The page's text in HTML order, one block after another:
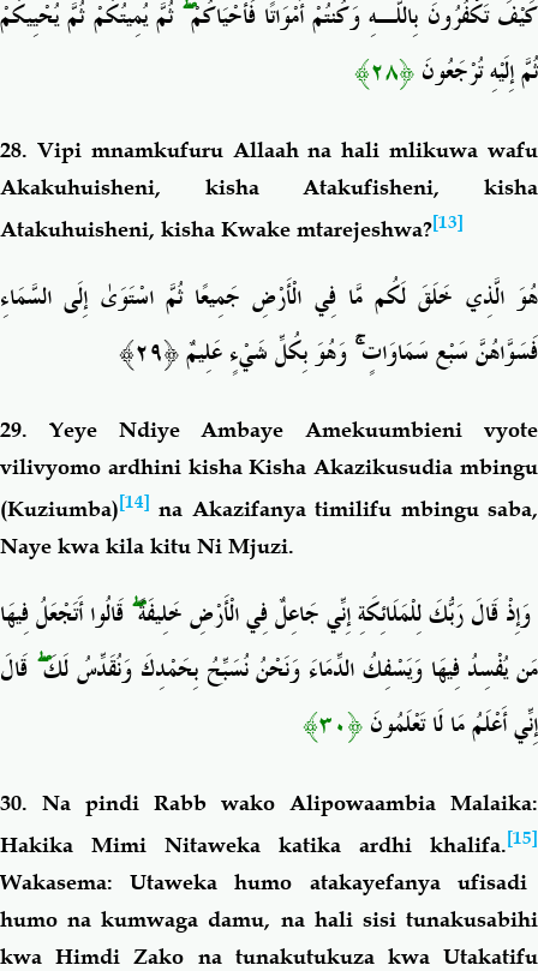
كَيْفَ تَكْفُرُونَ بِاللَّـهِ وَكُنتُمْ أَمْوَاتًا فَأَحْيَاكُمْۖثُمَّ يُمِيتُكُمْ ثُمَّ يُحْيِيكُمْ
ثُمَّ إِلَيْهِ تُرْجَعُونَ﴿٢٨﴾
28. Vipi mnamkufuru Allaah na hali mlikuwa wafu
Akakuhuisheni, kisha Atakufisheni, kisha
Atakuhuisheni, kisha Kwake mtarejeshwa?[13]
هُوَ الَّذِي خَلَقَ لَكُم مَّا فِي الْأَرْضِ جَمِيعًا ثُمَّ اسْتَوَىٰ إِلَى السَّمَاءِ
فَسَوَّاهُنَّ سَبْع سَمَاوَاتٍ ۚ وَهُوَ بِكُلِّ شَيْءٍ عَلِيمٌ ﴿٢٩﴾
29. Yeye Ndiye Ambaye Amekuumbieni vyote
vilivyomo ardhini kisha Kisha Akazikusudia mbingu
(Kuziumba)[14] na Akazifanya timilifu mbingu saba,
Naye kwa kila kitu Ni Mjuzi.
وَإِذْ قَالَ رَبُّكَ لِلْمَلَائِكَةِ إِنِّي جَاعِلٌ فِي الْأَرْضِ خَلِيفَةًۖقَالُوا أَتَجْعَلُ فِيهَا
مَن يُفْسِدُ فِيهَا وَيَسْفِكُ الدِّمَاءَ وَنَحْنُ نُسَبِّحُ بِحَمْدِكَ وَنُقَدِّسُ لَكَۖ قَالَ
إِنِّي أَعْلَمُ مَا لَا تَعْلَمُونَ﴿٣٠﴾
30. Na pindi Rabb wako Alipowaambia Malaika:
Hakika Mimi Nitaweka katika ardhi khalifa.[15]
Wakasema: Utaweka humo atakayefanya ufisadi
humo na kumwaga damu, na hali sisi tunakusabihi
kwa Himdi Zako na tunakutukuza kwa Utakatifu